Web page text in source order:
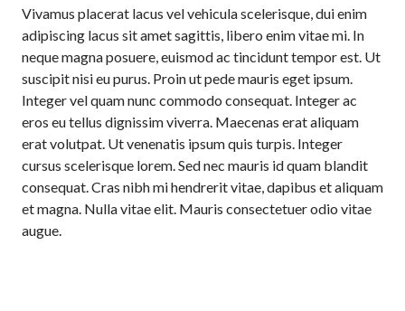
Vivamus placerat lacus vel vehicula scelerisque, dui enim
adipiscing lacus sit amet sagittis, libero enim vitae mi. In
neque magna posuere, euismod ac tincidunt tempor est. Ut
suscipit nisi eu purus. Proin ut pede mauris eget ipsum.
Integer vel quam nunc commodo consequat. Integer ac
eros eu tellus dignissim viverra. Maecenas erat aliquam
erat volutpat. Ut venenatis ipsum quis turpis. Integer
cursus scelerisque lorem. Sed nec mauris id quam blandit
consequat. Cras nibh mi hendrerit vitae, dapibus et aliquam
et magna. Nulla vitae elit. Mauris consectetuer odio vitae
augue.